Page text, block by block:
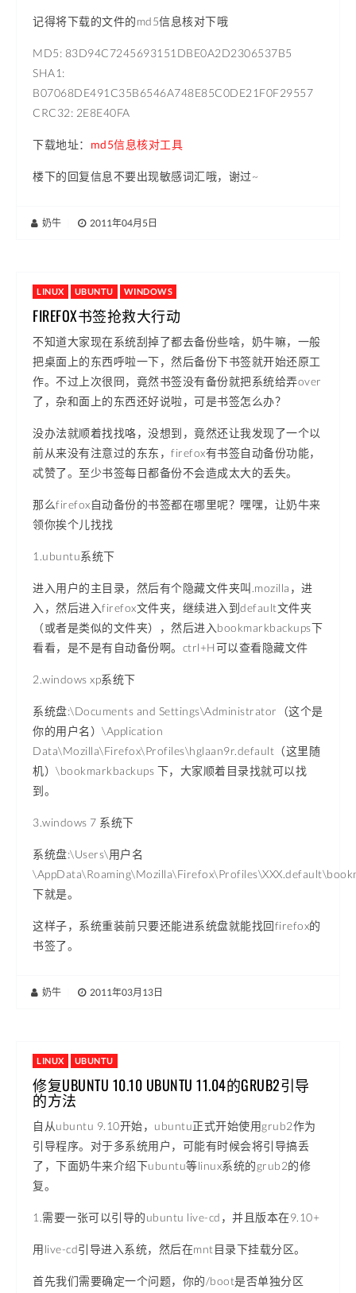
记得将下载的文件的md5信息核对下哦
MD5: 83D94C7245693151DBE0A2D2306537B5
SHA1:
B07068DE491C35B6546A748E85C0DE21F0F29557
CRC32: 2E8E40FA
下载地址： md5信息核对工具
楼下的回复信息不要出现敏感词汇哦，谢过~
奶牛 2011年04月5日
LINUX UBUNTU WINDOWS
FIREFOX书签抢救大行动
不知道大家现在系统刮掉了都去备份些啥，奶牛嘛，一般
把桌面上的东西呼啦一下，然后备份下书签就开始还原工
作。不过上次很冏，竟然书签没有备份就把系统给弄over
了，杂和面上的东西还好说啦，可是书签怎么办？
没办法就顺着找找咯，没想到，竟然还让我发现了一个以
前从来没有注意过的东东，firefox有书签自动备份功能，
忒赞了。至少书签每日都备份不会造成太大的丢失。
那么firefox自动备份的书签都在哪里呢？嘿嘿，让奶牛来
领你挨个儿找找
1.ubuntu系统下
进入用户的主目录，然后有个隐藏文件夹叫.mozilla，进
入，然后进入firefox文件夹，继续进入到default文件夹
（或者是类似的文件夹），然后进入bookmarkbackups下
看看，是不是有自动备份啊。ctrl+H可以查看隐藏文件
2.windows xp系统下
系统盘:\Documents and Settings\Administrator（这个是
你的用户名）\Application
Data\Mozilla\Firefox\Profiles\hglaan9r.default（这里随
机）\bookmarkbackups 下，大家顺着目录找就可以找
到。
3.windows 7 系统下
系统盘:\Users\用户名
下就是。
这样子，系统重装前只要还能进系统盘就能找回firefox的
书签了。
奶牛 2011年03月13日
LINUX UBUNTU
修复UBUNTU 10.10 UBUNTU 11.04的GRUB2引导
的方法
自从ubuntu 9.10开始，ubuntu正式开始使用grub2作为
引导程序。对于多系统用户，可能有时候会将引导搞丢
了，下面奶牛来介绍下ubuntu等linux系统的grub2的修
复。
1.需要一张可以引导的ubuntu live-cd，并且版本在9.10+
用live-cd引导进入系统，然后在mnt目录下挂载分区。
首先我们需要确定一个问题，你的/boot是否单独分区